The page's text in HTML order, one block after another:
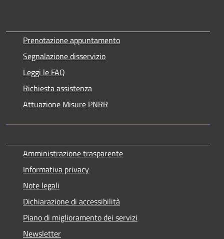
Prenotazione appuntamento
Segnalazione disservizio
Leggi le FAQ
Richiesta assistenza
Attuazione Misure PNRR
Amministrazione trasparente
Informativa privacy
Note legali
Dichiarazione di accessibilità
Piano di miglioramento dei servizi
Newsletter